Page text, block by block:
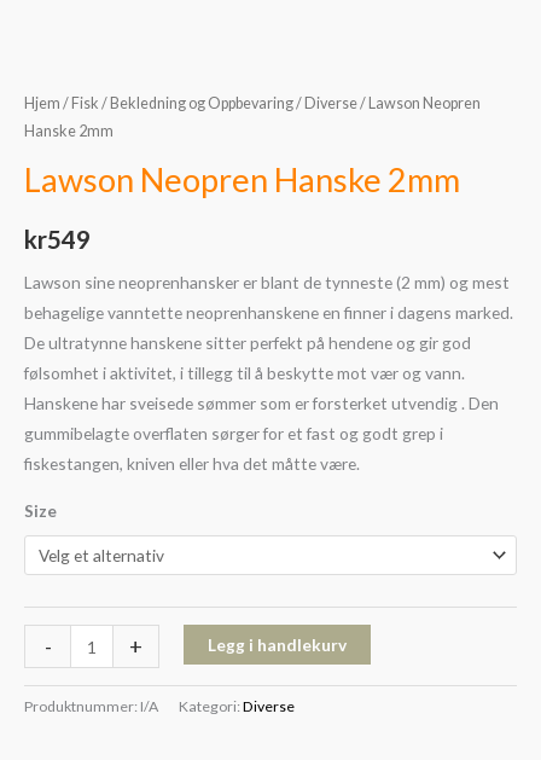
Hjem / Fisk / Bekledning og Oppbevaring/ Diverse/ Lawson Neopren
Hanske 2mm
Lawson Neopren Hanske 2mm
kr549
Lawson sine neoprenhansker er blant de tynneste (2 mm) og mest
behagelige vanntette neoprenhanskene en finner i dagens marked.
De ultratynne hanskene sitter perfekt på hendene og gir god
følsomhet i aktivitet, i tillegg til å beskytte mot vær og vann.
Hanskene har sveisede sømmer som er forsterket utvendig . Den
gummibelagte overflaten sørger for et fast og godt grep i
fiskestangen, kniven eller hva det måtte være.
Size
- + Legg i handlekurv
Produktnummer: I/A Kategori: Diverse